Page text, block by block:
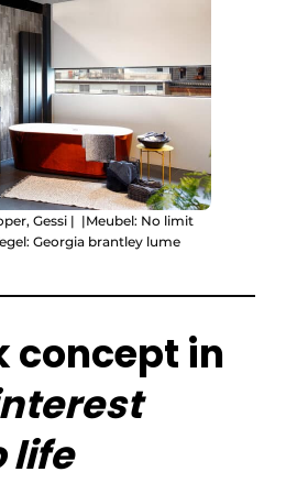
Gessi | ​ |Meubel: No limit
Georgia brantley lume
concept in
life